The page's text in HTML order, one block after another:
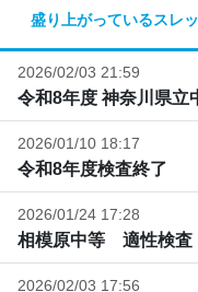
盛り上がっているスレ
2026/02/03 21:59
令和8年度 神奈川県立
2026/01/10 18:17
令和8年度検査終了
2026/01/24 17:28
相模原中等 適性検
2026/02/03 17:56